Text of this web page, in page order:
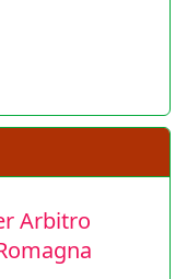
Arbitro